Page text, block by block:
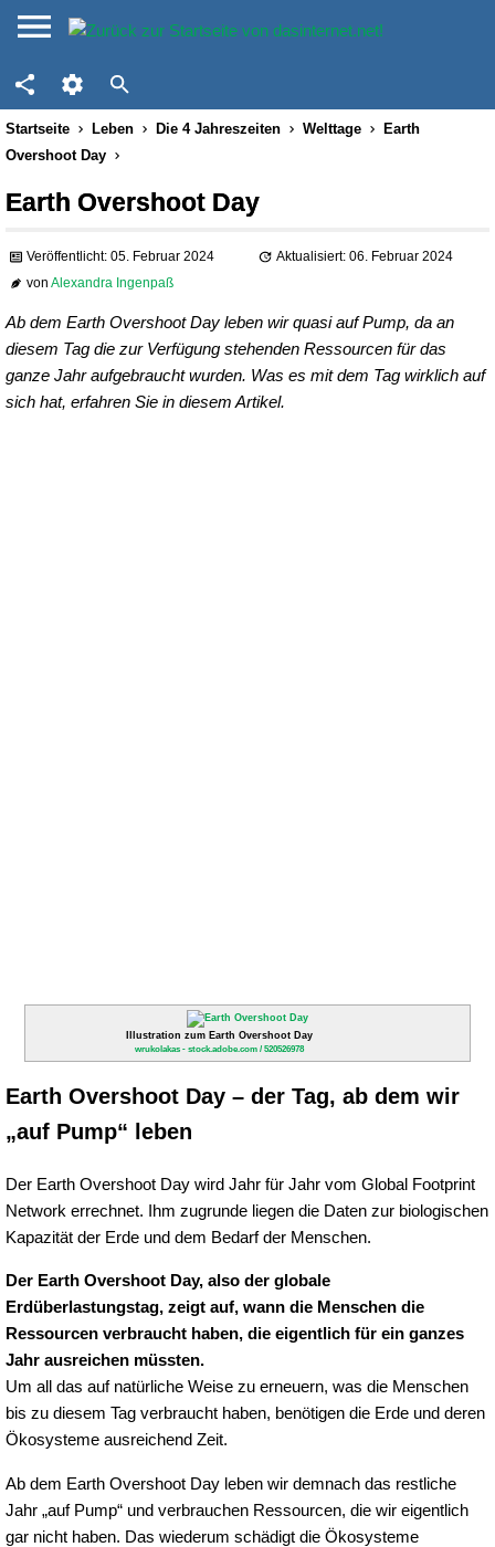
Startseite Leben Die 4 Jahreszeiten Welttage
Earth
Overshoot Day
Earth Overshoot Day
Veröffentlicht: 05. Februar 2024
Aktualisiert: 06. Februar 2024
vonAlexandra Ingenpaß
Ab dem Earth Overshoot Day leben wir quasi auf Pump, da an
diesem Tag die zur Verfügung stehenden Ressourcen für das
ganze Jahr aufgebraucht wurden. Was es mit dem Tag wirklich auf
sich hat, erfahren Sie in diesem Artikel.
Illustration zum Earth Overshoot Day
wrukolakas - stock.adobe.com / 520526978
Earth Overshoot Day – der Tag, ab dem wir
„auf Pump“ leben
Der Earth Overshoot Day wird Jahr für Jahr vom Global Footprint
Network errechnet. Ihm zugrunde liegen die Daten zur biologischen
Kapazität der Erde und dem Bedarf der Menschen.
Der Earth Overshoot Day, also der globale
Erdüberlastungstag, zeigt auf, wann die Menschen die
Ressourcen verbraucht haben, die eigentlich für ein ganzes
Jahr ausreichen müssten.
Um all das auf natürliche Weise zu erneuern, was die Menschen
bis zu diesem Tag verbraucht haben, benötigen die Erde und deren
Ökosysteme ausreichend Zeit.
Ab dem Earth Overshoot Day leben wir demnach das restliche
Jahr „auf Pump“ und verbrauchen Ressourcen, die wir eigentlich
gar nicht haben. Das wiederum schädigt die Ökosysteme